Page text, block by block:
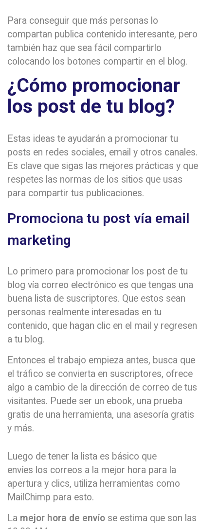
Para conseguir que más personas lo
compartan publica contenido interesante, pero
también haz que sea fácil compartirlo
colocando los botones compartir en el blog.
¿Cómo promocionar
los post de tu blog?
Estas ideas te ayudarán a promocionar tu
posts en redes sociales, email y otros canales.
Es clave que sigas las mejores prácticas y que
respetes las normas de los sitios que usas
para compartir tus publicaciones.
Promociona tu post vía email
marketing
Lo primero para promocionar los post de tu
blog vía correo electrónico es que tengas una
buena lista de suscriptores. Que estos sean
personas realmente interesadas en tu
contenido, que hagan clic en el mail y regresen
a tu blog.
Entonces el trabajo empieza antes, busca que
el tráfico se convierta en suscriptores, ofrece
algo a cambio de la dirección de correo de tus
visitantes. Puede ser un ebook, una prueba
gratis de una herramienta, una asesoría gratis
y más.
Luego de tener la lista es básico que
envíes los correos a la mejor hora para la
apertura y clics, utiliza herramientas como
MailChimp para esto.
La mejor hora de envío se estima que son las